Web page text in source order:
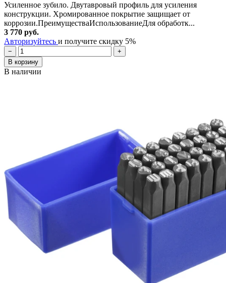
Усиленное зубило. Двутавровый профиль для усиления
конструкции. Хромированное покрытие защищает от
коррозии.ПреимуществаИспользованиеДля обработк...
3 770 руб.
Авторизуйтесь и получите скидку 5%
−
+
В корзину
В наличии